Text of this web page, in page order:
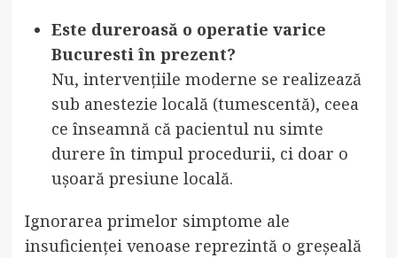
Este dureroasă o operatie varice
Bucuresti în prezent?
Nu, intervențiile moderne se realizează
sub anestezie locală (tumescentă), ceea
ce înseamnă că pacientul nu simte
durere în timpul procedurii, ci doar o
ușoară presiune locală.
Ignorarea primelor simptome ale
insuficienței venoase reprezintă o greșeală